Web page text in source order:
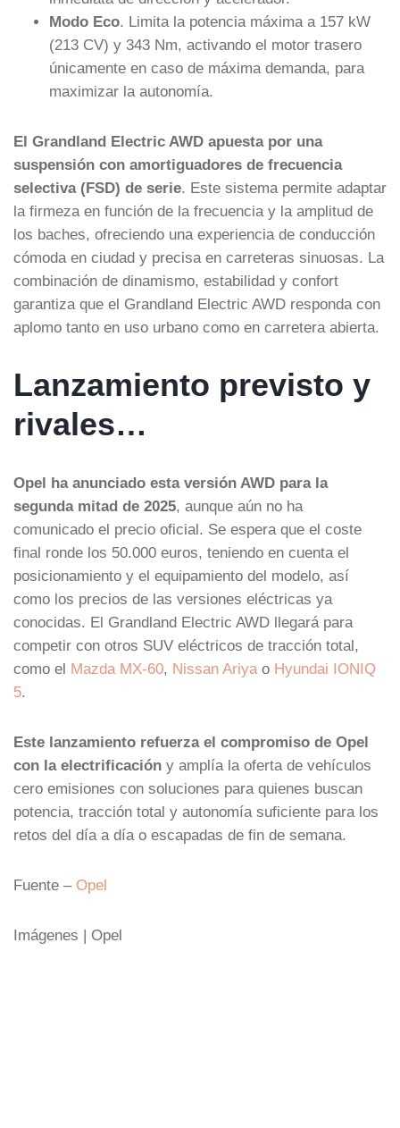
Modo Eco. Limita la potencia máxima a 157 kW
(213 CV) y 343 Nm, activando el motor trasero
únicamente en caso de máxima demanda, para
maximizar la autonomía.
El Grandland Electric AWD apuesta por una
suspensión con amortiguadores de frecuencia
selectiva (FSD) de serie. Este sistema permite adaptar
la firmeza en función de la frecuencia y la amplitud de
los baches, ofreciendo una experiencia de conducción
cómoda en ciudad y precisa en carreteras sinuosas. La
combinación de dinamismo, estabilidad y confort
garantiza que el Grandland Electric AWD responda con
aplomo tanto en uso urbano como en carretera abierta.
Lanzamiento previsto y
rivales…
Opel ha anunciado esta versión AWD para la
segunda mitad de 2025, aunque aún no ha
comunicado el precio oficial. Se espera que el coste
final ronde los 50.000 euros, teniendo en cuenta el
posicionamiento y el equipamiento del modelo, así
como los precios de las versiones eléctricas ya
conocidas. El Grandland Electric AWD llegará para
competir con otros SUV eléctricos de tracción total,
como el Mazda MX-60, Nissan Ariya o Hyundai IONIQ
5.
Este lanzamiento refuerza el compromiso de Opel
con la electrificación y amplía la oferta de vehículos
cero emisiones con soluciones para quienes buscan
potencia, tracción total y autonomía suficiente para los
retos del día a día o escapadas de fin de semana.
Fuente – Opel
Imágenes | Opel